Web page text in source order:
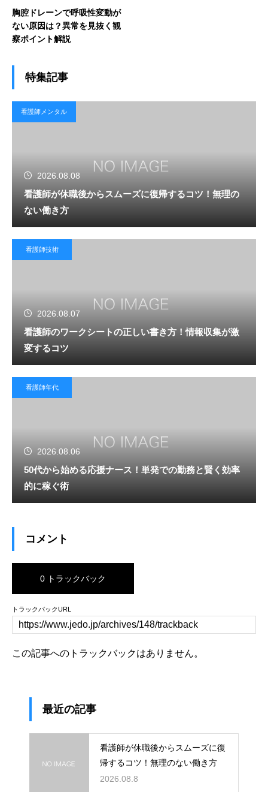
胸腔ドレーンで呼吸性変動が
ない原因は？異常を見抜く観
察ポイント解説
特集記事
看護師メンタル
2026.08.08
看護師が休職後からスムーズに復帰するコツ！無理の
ない働き方
看護師技術
2026.08.07
看護師のワークシートの正しい書き方！情報収集が激
変するコツ
看護師年代
2026.08.06
50代から始める応援ナース！単発での勤務と賢く効率
的に稼ぐ術
コメント
0 トラックバック
トラックバックURL
この記事へのトラックバックはありません。
最近の記事
看護師が休職後からスムーズに復
帰するコツ！無理のない働き方
2026.08.8